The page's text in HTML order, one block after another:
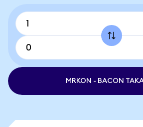
MRKON - BACON